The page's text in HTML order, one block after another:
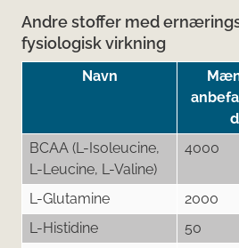
Andre stoffer med
fysiologisk virkning
Navn
BCAA (L-Isoleucine,
L-Leucine, L-Valine)
4000
L-Glutamine 2000
L-Histidine
50